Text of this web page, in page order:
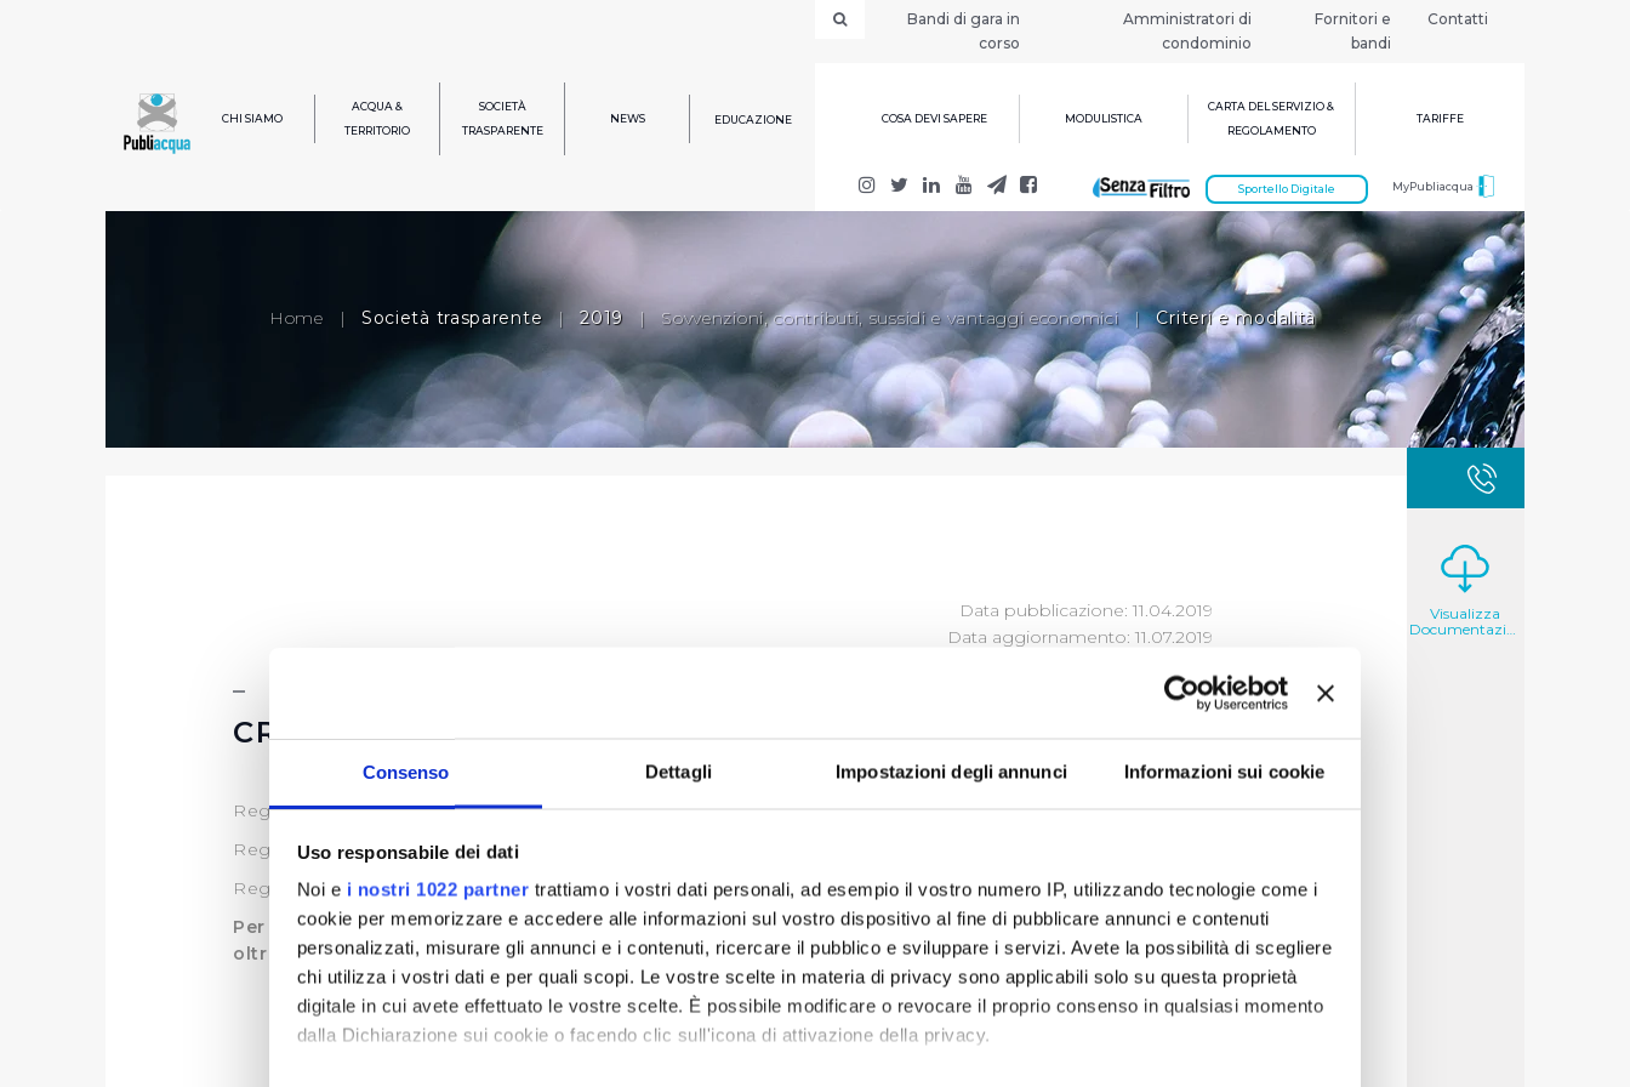
Consenso Dettagli Impostazioni degli annunci Informazioni sui cookie
Uso responsabile dei dati
Noi e i nostri 1022 partner trattiamo i vostri dati personali, ad esempio il vostro numero IP, utilizzando tecnologie come i
cookie per memorizzare e accedere alle informazioni sul vostro dispositivo al fine di pubblicare annunci e contenuti
personalizzati, misurare gli annunci e i contenuti, ricercare il pubblico e sviluppare i servizi. Avete la possibilità di scegliere
chi utilizza i vostri dati e per quali scopi. Le vostre scelte in materia di privacy sono applicabili solo su questa proprietà
digitale in cui avete effettuato le vostre scelte. È possibile modificare o revocare il proprio consenso in qualsiasi momento
dalla Dichiarazione sui cookie o facendo clic sull'icona di attivazione della privacy.
Bandi di gara in
corso
Amministratori di
condominio
Fornitori e
bandi
Contatti
CHI SIAMO
ACQUA &
TERRITORIO
SOCIETÀ
TRASPARENTE
NEWS EDUCAZIONE COSA DEVI SAPERE MODULISTICA
CARTA DEL SERVIZIO &
REGOLAMENTO
TARIFFE
MyPubliacqua
Sportello Digitale
Home | Società trasparente | 2019 | Sovvenzioni, contributi, sussidi e vantaggi economici | Criteri e modalità
Data pubblicazione: 11.04.2019
Data aggiornamento: 11.07.2019
CRITERI E MODALITÀ
Regolamento per i criteri di ammissione agli atti di concessione valido fino al 28 Aprile 2019
Regolamento per i criteri di ammissione agli atti di concessione valido dal 29 Aprile 2019 fino al 2 Luglio 2019
Regolamento per i criteri di ammissione agli atti di concessione in vigore dal 3 Luglio 2019
Per l'annualità 2019 potranno essere istruite le sole richieste di sponsorizzazione ricevute entro e non
oltre il 15/09/2019
Visualizza
Documentazione